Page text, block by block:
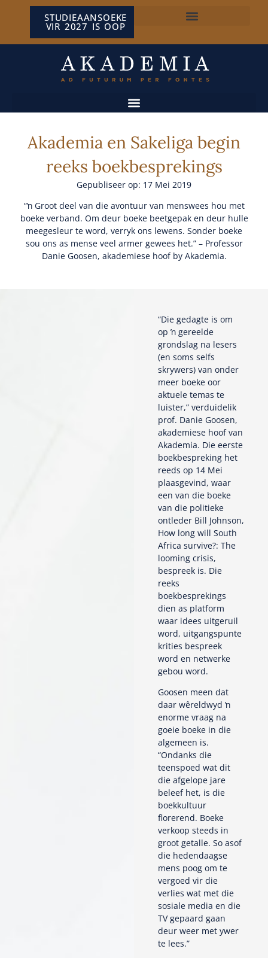
STUDIEAANSOEKE
VIR 2027 IS OOP
Akademia en Sakeliga begin
reeks boekbesprekings
Gepubliseer op: 17 Mei 2019
“ŉ Groot deel van die avontuur van menswees hou met
boeke verband. Om deur boeke beetgepak en deur hulle
meegesleur te word, verryk ons lewens. Sonder boeke
sou ons as mense veel armer gewees het.” – Professor
Danie Goosen, akademiese hoof by Akademia.
“Die gedagte is om
op ŉ gereelde
grondslag na lesers
(en soms selfs
skrywers) van onder
meer boeke oor
aktuele temas te
luister,” verduidelik
prof. Danie Goosen,
akademiese hoof van
Akademia. Die eerste
boekbespreking het
reeds op 14 Mei
plaasgevind, waar
een van die boeke
van die politieke
ontleder Bill Johnson,
How long will South
Africa survive?: The
looming crisis,
bespreek is. Die
reeks
boekbesprekings
dien as platform
waar idees uitgeruil
word, uitgangspunte
krities bespreek
word en netwerke
gebou word.
Goosen meen dat
daar wêreldwyd ŉ
enorme vraag na
goeie boeke in die
algemeen is.
“Ondanks die
teenspoed wat dit
die afgelope jare
beleef het, is die
boekkultuur
florerend. Boeke
verkoop steeds in
groot getalle. So asof
die hedendaagse
mens poog om te
vergoed vir die
verlies wat met die
sosiale media en die
TV gepaard gaan
deur weer met ywer
te lees.”